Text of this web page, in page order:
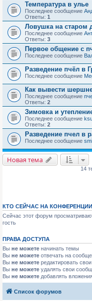
Температура в улье
Последнее сообщение
Ответы: 1
Ловушка на старом
Последнее сообщение
Ответы: 3
Первое общение с
Последнее сообщение
Разведение пчёл в
Последнее сообщение
Как вывести
Последнее сообщение
Ответы: 2
Зимовка и
Последнее сообщение
Ответы: 2
Разведение пчел в
Последнее сообщение
Новая тема
14
КТО СЕЙЧАС НА КОНФЕРЕНЦИИ
Сейчас этот форум
гость
ПРАВА ДОСТУПА
Вы не можете начинать темы
Вы не можете отвечать на
Вы не можете редактировать
Вы не можете удалять свои
Вы не можете добавлять
Список форумов